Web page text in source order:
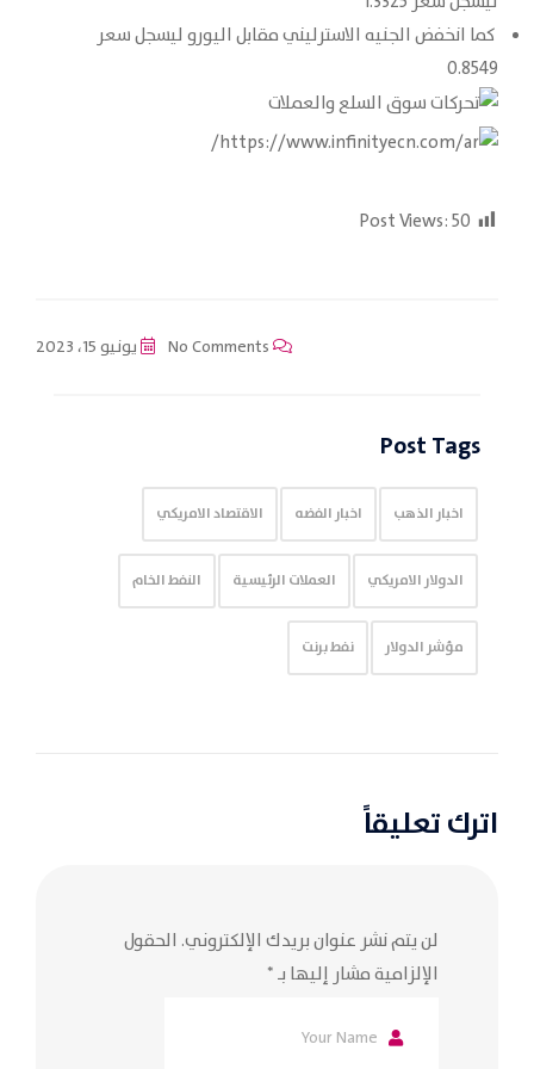
كما انخفض الجنيه الاسترليني مقابل اليورو ليسجل سعر
0.8549
Post Views:50
يونيو 15، 2023
Post Tags
اخبار الذهب اخبار الفضه الاقتصاد الامريكي
الدولار الامريكي العملات الرئيسية النفط الخام
مؤشر الدولار نفط برنت
اترك تعليقاً
لن يتم نشر عنوان بريدك الإلكتروني. الحقول
الإلزامية مشار إليها بـ*